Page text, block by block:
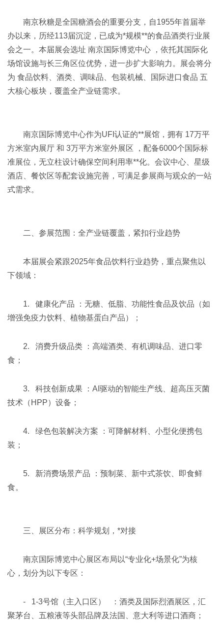
南京秋糖是全国糖酒会的重要分支，自1955年首届举
办以来，历经113届沉淀，已成为*规模**的食品酒类行业展
会之一。本届展会选址 南京国际博览中心 ，依托其国际化
场馆设施与长三角区位优势，进一步扩大影响力。展会将分
为 食品饮料、酒类、调味品、包装机械、国际进口食品 五
大核心板块，覆盖全产业链需求。
南京国际博览中心作为UFI认证的**展馆，拥有 17万平
方米室内展厅 和 3万平方米室外展区 ，配备6000个国际标
准展位，无立柱设计确保空间利用率**化。会议中心、星级
酒店、餐饮区等配套设施完善，可满足参展商与观众的一站
式需求。
二、参展范围：全产业链覆盖，紧扣行业趋势
本届展会紧跟2025年食品饮料行业趋势，重点聚焦以
下领域：
1. 健康化产品 ：无糖、低脂、功能性食品及饮品（如
增强免疫力饮料、植物基蛋白产品）；
2. 消费升级品类 ：高端酒类、有机调味品、进口零
食；
3. 科技创新成果 ：AI驱动的智能生产线、超高压灭菌
技术（HPP）设备；
4. 绿色包装解决方案 ：可降解材料、小型化便携包
装；
5. 新消费场景产品 ：预制菜、新中式茶饮、即食鲜
食。
三、展区分布：科学规划，*对接
南京国际博览中心展区布局以“专业化+场景化”为核
心，划分为以下专区：
- 1-3号馆（主入口区） ：酒类及国际烈酒展区，汇
聚茅台、五粮液等头部品牌及法国、意大利等进口酒商；